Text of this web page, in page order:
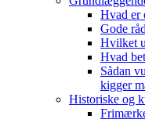
Hvad er
Gode
Hvilket
Hvad
Sådan
kigger
Historiske og